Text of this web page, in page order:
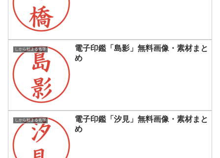
しから始まる名字
電子印鑑「島影」無料画像・素材まと
め
しから始まる名字
電子印鑑「汐見」無料画像・素材まと
め